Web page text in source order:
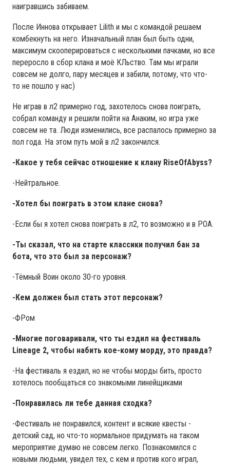
наигравшись забиваем.
После Иннова открывает Lilith и мы с командой решаем
комбекнуть на него. Изначальный план был быть одни,
максимум скооперироваться с несколькими пачками, но все
переросло в сбор клана и моё КЛьство. Там мы играли
совсем не долго, пару месяцев и забили, потому, что что-
то не пошло у нас)
Не играв в л2 примерно год, захотелось снова поиграть,
собрал команду и решили пойти на Анаким, но игра уже
совсем не та. Люди изменились, все распалось примерно за
пол года. На этом путь мой в л2 закончился.
-Какое у тебя сейчас отношение к клану RiseOfAbyss?
-Нейтральное.
-Хотел бы поиграть в этом клане снова?
-Если бы я хотел снова поиграть в л2, то возможно и в РОА.
-Ты сказал, что на старте классики получил бан за
бота, что это был за персонаж?
-Тёмный Воин около 30-го уровня.
-Кем должен был стать этот персонаж?
-ФРом
-Многие поговаривали, что ты ездил на фестиваль
Lineage 2, чтобы набить кое-кому морду, это правда?
-На фестиваль я ездил, но не чтобы морды бить, просто
хотелось пообщаться со знакомыми линейщиками
-Понравилась ли тебе данная сходка?
-Фестиваль не понравился, контент и всякие квесты -
детский сад, но что-то нормальное придумать на таком
мероприятие думаю не совсем легко. Познакомился с
новыми людьми, увидел тех, с кем и против кого играл,